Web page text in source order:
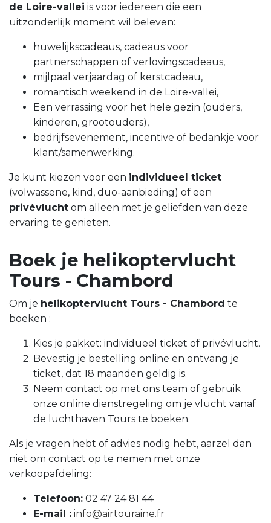
de Loire-vallei is voor iedereen die een
uitzonderlijk moment wil beleven:
huwelijkscadeaus, cadeaus voor
partnerschappen of verlovingscadeaus,
mijlpaal verjaardag of kerstcadeau,
romantisch weekend in de Loire-vallei,
Een verrassing voor het hele gezin (ouders,
kinderen, grootouders),
bedrijfsevenement, incentive of bedankje voor
klant/samenwerking.
Je kunt kiezen voor een individueel ticket
(volwassene, kind, duo-aanbieding) of een
privévlucht om alleen met je geliefden van deze
ervaring te genieten.
Boek je helikoptervlucht
Tours - Chambord
Om je helikoptervlucht Tours - Chambord te
boeken :
Kies je pakket: individueel ticket of privévlucht.
Bevestig je bestelling online en ontvang je
ticket, dat 18 maanden geldig is.
Neem contact op met ons team of gebruik
onze online dienstregeling om je vlucht vanaf
de luchthaven Tours te boeken.
Als je vragen hebt of advies nodig hebt, aarzel dan
niet om contact op te nemen met onze
verkoopafdeling:
Telefoon: 02 47 24 81 44
E-mail : info@airtouraine.fr